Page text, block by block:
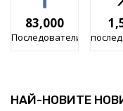
83,000
Последователи
НАЙ-НОВИТЕ